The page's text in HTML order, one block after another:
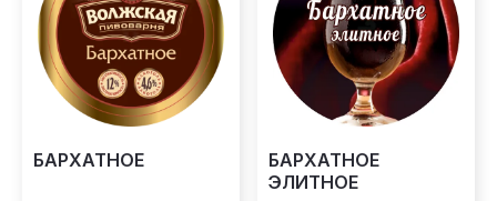
БАРХАТНОЕ
БАРХАТНОЕ
ЭЛИТНОЕ